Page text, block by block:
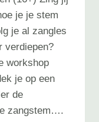
je je stem
je al zangles
verdiepen?
workshop
je op een
de
zangstem….